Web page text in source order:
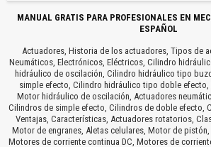
MANUAL GRATIS PARA PROFESIONALES EN
ESPAÑOL
Actuadores, Historia de los actuadores, Tipos de
Neumáticos, Electrónicos, Eléctricos, Cilindro
hidráulico de oscilación, Cilindro hidráulico tipo
simple efecto, Cilindro hidráulico tipo doble
Motor hidráulico de oscilación, Actuadores
Cilindros de simple efecto, Cilindros de doble efecto,
Ventajas, Características, Actuadores rotatorios,
Motor de engranes, Aletas celulares, Motor de pistón,
Motores de corriente continua DC, Motores de